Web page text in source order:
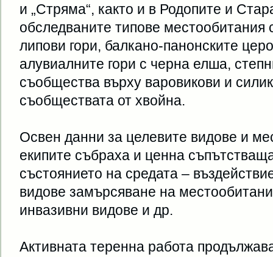
и „Стряма“, както и в Родопите и
обследваните типове местообитания
липови гори, балкано-панонските
алувиалните гори с черна елша,
съобщества върху варовикови и
съобществата от хвойна.
Освен данни за целевите видове и
екипите събраха и ценна
състоянието на средата –
видове замърсяване на
инвазивни видове и др.
Активната теренна работа